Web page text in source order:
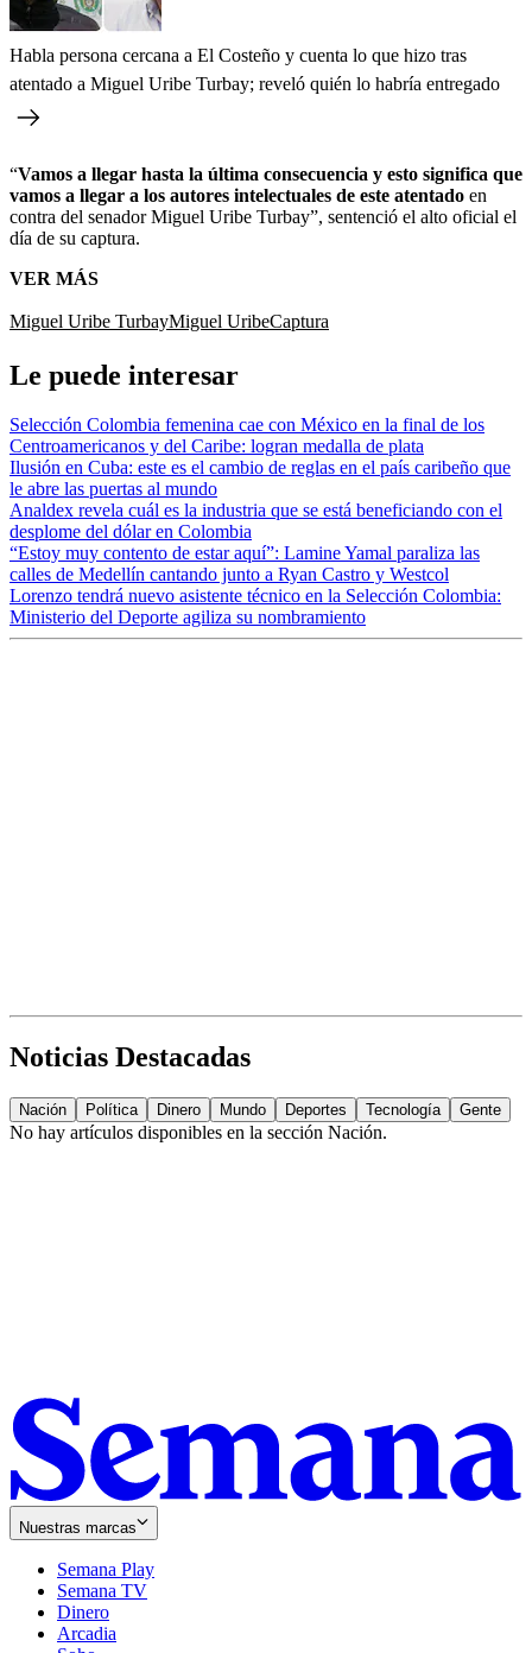
Habla persona cercana a El Costeño y cuenta lo que hizo tras
atentado a Miguel Uribe Turbay; reveló quién lo habría entregado
“Vamos a llegar hasta la última consecuencia y esto significa que
vamos a llegar a los autores intelectuales de este atentado en
contra del senador Miguel Uribe Turbay”, sentenció el alto oficial el
día de su captura.
VER MÁS
Miguel Uribe TurbayMiguel UribeCaptura
Le puede interesar
Selección Colombia femenina cae con México en la final de los
Centroamericanos y del Caribe: logran medalla de plata
Ilusión en Cuba: este es el cambio de reglas en el país caribeño que
le abre las puertas al mundo
Analdex revela cuál es la industria que se está beneficiando con el
desplome del dólar en Colombia
“Estoy muy contento de estar aquí”: Lamine Yamal paraliza las
calles de Medellín cantando junto a Ryan Castro y Westcol
Lorenzo tendrá nuevo asistente técnico en la Selección Colombia:
Ministerio del Deporte agiliza su nombramiento
Noticias Destacadas
Nación Política Dinero Mundo Deportes Tecnología Gente
No hay artículos disponibles en la sección Nación.
Nuestras marcas
Semana Play
Semana TV
Dinero
Arcadia